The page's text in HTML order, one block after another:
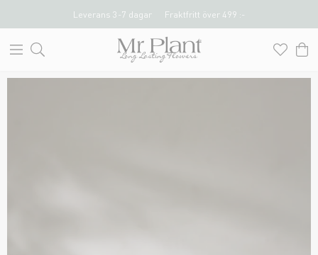
Leverans 3-7 dagar Fraktfritt över 499 :-